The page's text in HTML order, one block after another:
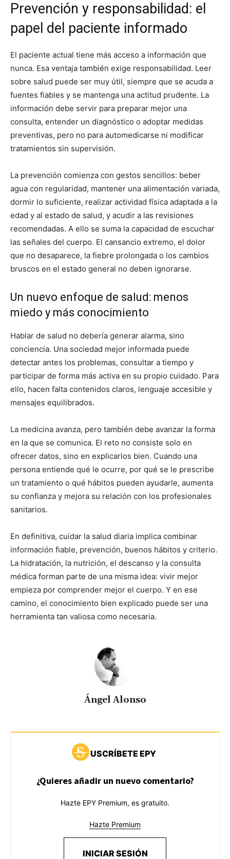
Prevención y responsabilidad: el
papel del paciente informado
El paciente actual tiene más acceso a información que
nunca. Esa ventaja también exige responsabilidad. Leer
sobre salud puede ser muy útil, siempre que se acuda a
fuentes fiables y se mantenga una actitud prudente. La
información debe servir para preparar mejor una
consulta, entender un diagnóstico o adoptar medidas
preventivas, pero no para automedicarse ni modificar
tratamientos sin supervisión.
La prevención comienza con gestos sencillos: beber
agua con regularidad, mantener una alimentación variada,
dormir lo suficiente, realizar actividad física adaptada a la
edad y al estado de salud, y acudir a las revisiones
recomendadas. A ello se suma la capacidad de escuchar
las señales del cuerpo. El cansancio extremo, el dolor
que no desaparece, la fiebre prolongada o los cambios
bruscos en el estado general no deben ignorarse.
Un nuevo enfoque de salud: menos
miedo y más conocimiento
Hablar de salud no debería generar alarma, sino
conciencia. Una sociedad mejor informada puede
detectar antes los problemas, consultar a tiempo y
participar de forma más activa en su propio cuidado. Para
ello, hacen falta contenidos claros, lenguaje accesible y
mensajes equilibrados.
La medicina avanza, pero también debe avanzar la forma
en la que se comunica. El reto no consiste solo en
ofrecer datos, sino en explicarlos bien. Cuando una
persona entiende qué le ocurre, por qué se le prescribe
un tratamiento o qué hábitos pueden ayudarle, aumenta
su confianza y mejora su relación con los profesionales
sanitarios.
En definitiva, cuidar la salud diaria implica combinar
información fiable, prevención, buenos hábitos y criterio.
La hidratación, la nutrición, el descanso y la consulta
médica forman parte de una misma idea: vivir mejor
empieza por comprender mejor el cuerpo. Y en ese
camino, el conocimiento bien explicado puede ser una
herramienta tan valiosa como necesaria.
Ángel Alonso
USCRÍBETE EPY
¿Quieres añadir un nuevo comentario?
Hazte EPY Premium, es gratuito.
Hazte Premium
INICIAR SESIÓN